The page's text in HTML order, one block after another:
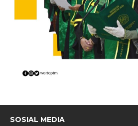
SOSIAL MEDIA